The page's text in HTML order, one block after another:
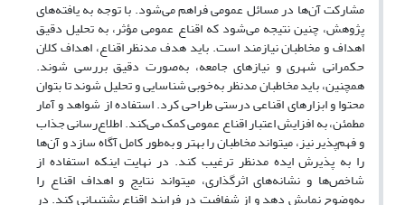
مشارکت آن‌ها در مسائل عمومی فراهم می‌شود. با توجه به یافته‌های
پژوهش، چنین نتیجه می‌شود که اقناع عمومی مؤثر، به تحلیل دقیق
اهداف و مخاطبان نیازمند است. باید هدف مدنظر اقناع، اهداف کلان
حکمرانی شهری و نیازهای جامعه، به‌صورت دقیق بررسی شوند.
همچنین، باید مخاطبان مدنظر به‌خوبی شناسایی و تحلیل شوند تا بتوان
محتوا و ابزارهای اقناعی درستی طراحی کرد. استفاده از شواهد و آمار
مطمئن، به افزایش اعتبار اقناع عمومی کمک می‌کند. اطلاع‌رسانی جذاب
و فهم‌پذیر نیز، می‏تواند مخاطبان را بهتر و به‌طور کامل آگاه سازد و آن‌ها
را به پذیرش ایده مدنظر ترغیب کند. در نهایت اینکه استفاده از
شاخص‌ها و نشانه‌های اثرگذاری، می‏تواند نتایج و اهداف اقناع را
به‌وضوح نمایش دهد و از شفافیت در فرایند اقناع پشتیبانی کند. در